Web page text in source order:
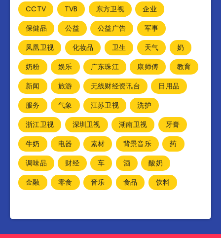
CCTV TVB 东方卫视
企业
保健品
公益 公益广告
军事
凤凰卫视
化妆品 卫生 天气
奶
奶粉
娱乐 广东珠江 康师傅
教育
新闻
旅游 无线财经资讯台
日用品
服务
气象 江苏卫视
洗护
浙江卫视
深圳卫视 湖南卫视
牙膏
牛奶
电器 素材 背景音乐
药
调味品
财经 车 酒
酸奶
金融
零食 音乐 食品 饮料